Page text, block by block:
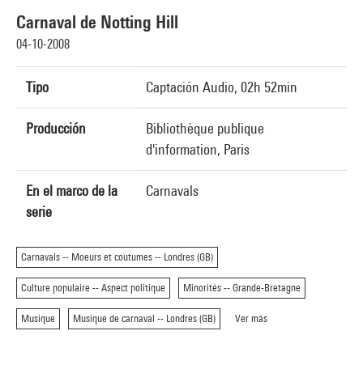
Carnaval de Notting Hill
04-10-2008
Tipo Captación Audio, 02h 52min
Producción
Bibliothèque publique
d'information, Paris
En el marco de la
serie
Carnavals
Carnavals -- Moeurs et coutumes -- Londres (GB)
Culture populaire -- Aspect politique Minorités -- Grande-Bretagne
Musique Musique de carnaval -- Londres (GB) Ver más